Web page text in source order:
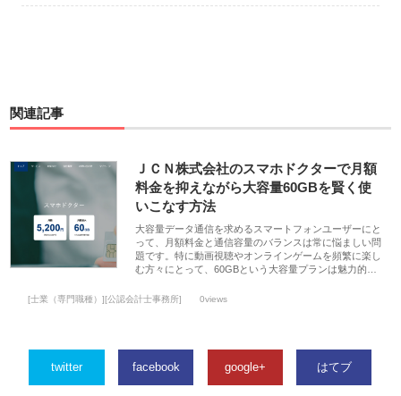
関連記事
ＪＣＮ株式会社のスマホドクターで月額
料金を抑えながら大容量60GBを賢く使
いこなす方法
大容量データ通信を求めるスマートフォンユーザーにと
って、月額料金と通信容量のバランスは常に悩ましい問
題です。特に動画視聴やオンラインゲームを頻繁に楽し
む方々にとって、60GBという大容量プランは魅力的…
[士業（専門職種）][公認会計士事務所] 0views
twitter facebook google+ はてブ